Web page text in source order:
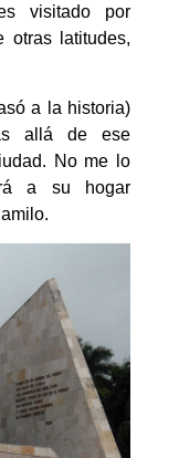
visitado por
otras latitudes,
a la historia)
allá de ese
No me lo
a su hogar